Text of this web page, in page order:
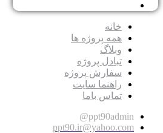
خانه
همه پروژه ها
وبلاگ
تبادل پروژه
سفارش پروژه
راهنما سایت
تماس باما
ppt90admin@
ppt90.ir@yahoo.com